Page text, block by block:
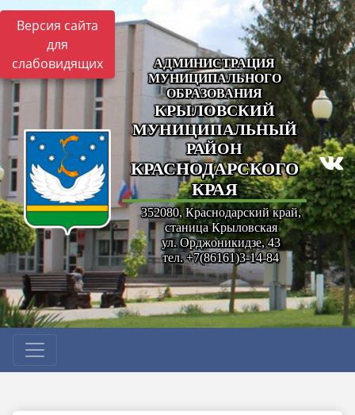
Версия сайта
для
слабовидящих
АДМИНИСТРАЦИЯ
МУНИЦИПАЛЬНОГО
ОБРАЗОВАНИЯ
КРЫЛОВСКИЙ
МУНИЦИПАЛЬНЫЙ
РАЙОН
КРАСНОДАРСКОГО
КРАЯ
352080, Краснодарский край,
станица Крыловская
ул. Орджоникидзе, 43
тел. +7(86161)3-14-84